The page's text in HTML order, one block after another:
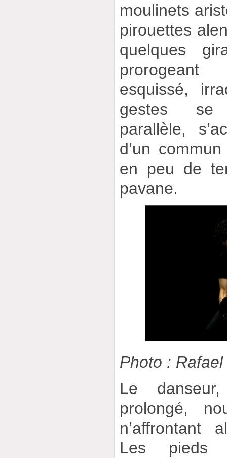
moulinets
pirouettes
quelques
esquissé,
gestes se
parallèle,
d’un
en peu de
pavane.
Photo :
Le
prolongé,
n’affrontant
Les pieds